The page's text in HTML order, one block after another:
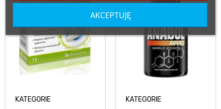
KATEGORIE KATEGORIE
AKCEPTUJĘ